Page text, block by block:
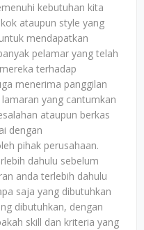
kebutuhan kita
ataupun style yang
mendapatkan
pelamar yang telah
terhadap
menerima panggilan
yang cantumkan
ataupun berkas
dengan
pihak perusahaan.
dahulu sebelum
anda terlebih dahulu
saja yang dibutuhkan
dibutuhkan, dengan
skill dan kriteria yang